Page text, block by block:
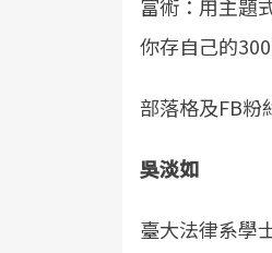
富術：用主題
你存自己的
部落格及FB粉
吳淡如
臺大法律系學